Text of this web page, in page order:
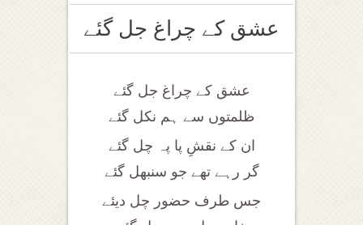
عشق کے چراغ جل گئے
عشق کے چراغ جل گئے
ظلمتوں سے ہم نکل گئے
ان کے نقشِ پا پہ چل گئے
گر رہے تھے جو سنبھل گئے
جس طرف حضور چل دیئے